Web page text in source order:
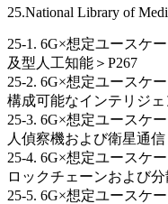
25.National Library of
25-1. 6G×想定ユースケ
及型人工知能＞P267
25-2. 6G×想定ユースケ
構成可能なインテリジ
25-3. 6G×想定ユースケ
人偵察機および衛星通信
25-4. 6G×想定ユースケ
ロックチェーンおよび
25-5. 6G×想定ユースケ